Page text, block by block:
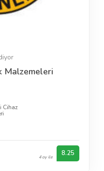
Malzemeleri
Cihaz
4 oy ile 8.25